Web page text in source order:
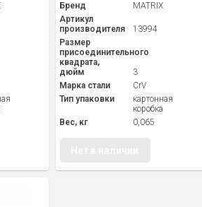
Бренд
MATRIX
Артикул
производителя
13994
Размер
присоединительного
квадрата,
дюйм
3
Марка стали
CrV
Тип упаковки
картонная
коробка
Вес, кг
0,065